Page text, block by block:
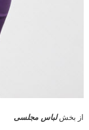
از بخشلباس مجلسی